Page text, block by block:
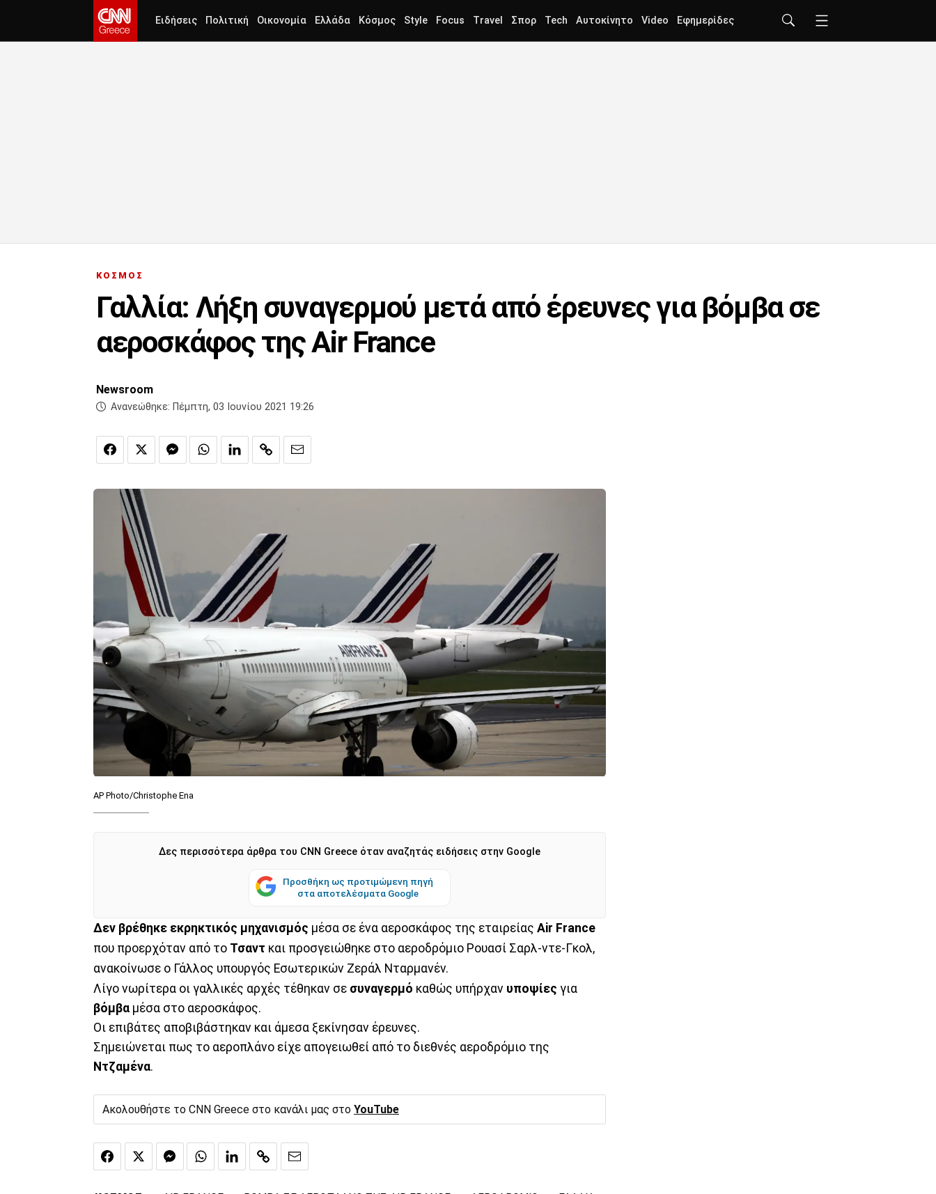
Ειδήσεις Πολιτική Οικονομία Ελλάδα Κόσμος Style Focus Travel Σπορ Tech Αυτοκίνητο Video Εφημερίδες
ΚΟΣΜΟΣ
Γαλλία: Λήξη συναγερμού μετά από έρευνες για βόμβα σε
αεροσκάφος της Air France
Newsroom
Ανανεώθηκε: Πέμπτη, 03 Ιουνίου 2021 19:26
AP Photo/Christophe Ena
Δες περισσότερα άρθρα του CNN Greece όταν αναζητάς ειδήσεις στην Google
Προσθήκη ως προτιμώμενη πηγή
στα αποτελέσματα Google
Δεν βρέθηκε εκρηκτικός μηχανισμός μέσα σε ένα αεροσκάφος της εταιρείας Air France
που προερχόταν από το Τσαντ και προσγειώθηκε στο αεροδρόμιο Ρουασί Σαρλ-ντε-Γκολ,
ανακοίνωσε ο Γάλλος υπουργός Εσωτερικών Ζεράλ Νταρμανέν.
Λίγο νωρίτερα οι γαλλικές αρχές τέθηκαν σε συναγερμό καθώς υπήρχαν υποψίες για
βόμβα μέσα στο αεροσκάφος.
Οι επιβάτες αποβιβάστηκαν και άμεσα ξεκίνησαν έρευνες.
Σημειώνεται πως το αεροπλάνο είχε απογειωθεί από το διεθνές αεροδρόμιο της
Ντζαμένα.
Ακολουθήστε το CNN Greece στο κανάλι μας στο YouTube